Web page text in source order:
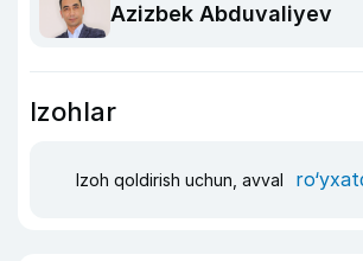
Azizbek Abduvaliyev
Izohlar
Izoh qoldirish uchun, avval